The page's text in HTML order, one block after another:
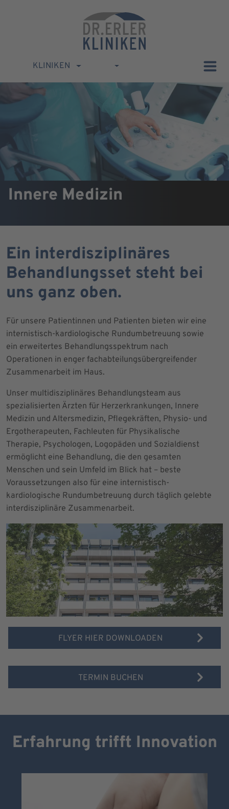
KLINIKEN
Innere Medizin
Ein interdisziplinäres
Behandlungsset steht bei
uns ganz oben.
Für unsere Patientinnen und Patienten bieten wir eine
internistisch-kardiologische Rundumbetreuung sowie
ein erweitertes Behandlungsspektrum nach
Operationen in enger fachabteilungsübergreifender
Zusammenarbeit im Haus.
Unser multidisziplinäres Behandlungsteam aus
spezialisierten Ärzten für Herzerkrankungen, Innere
Medizin und Altersmedizin, Pflegekräften, Physio- und
Ergotherapeuten, Fachleuten für Physikalische
Therapie, Psychologen, Logopäden und Sozialdienst
ermöglicht eine Behandlung, die den gesamten
Menschen und sein Umfeld im Blick hat – beste
Voraussetzungen also für eine internistisch-
kardiologische Rundumbetreuung durch täglich gelebte
interdisziplinäre Zusammenarbeit.
FLYER HIER DOWNLOADEN
TERMIN BUCHEN
Erfahrung trifft Innovation